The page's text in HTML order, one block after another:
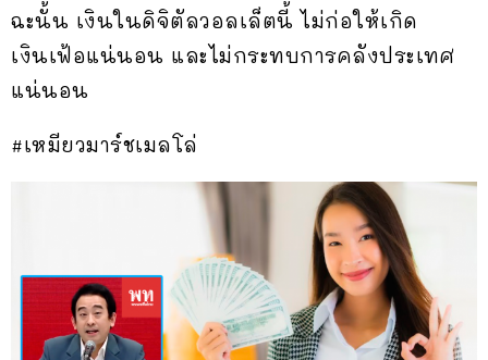
ฉะนั้น เงินในดิจิตัลวอลเล็ตนี้่ ไม่ก่อให้เกิด
เงินเฟ้อแน่นอน และไม่กระทบการคลังประเทศ
แน่นอน
#เหมียวมาร์ชเมลโล่